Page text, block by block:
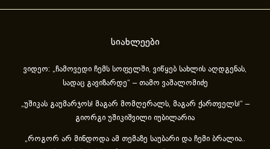
სიახლეები
ვიდეო: „ჩამოვედი ჩემს სოფელში, ვიწყებ სახლის აღდგენას,
სადაც გავიზარდე“ – თამო ვაშალომიძე
„უშიკას გაუმარჯოს! მაგარ მომღერალს, მაგარ ქართველს!“ –
გიორგი უშიკიშვილი იუბილარია
„როგორ არ მინდოდა ამ თემაზე საუბარი და ჩემი ბრალია..